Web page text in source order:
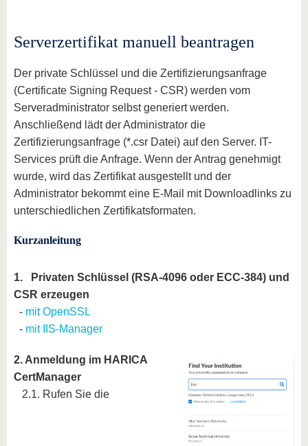
Serverzertifikat manuell beantragen
Der private Schlüssel und die Zertifizierungsanfrage
(Certificate Signing Request - CSR) werden vom
Serveradministrator selbst generiert werden.
Anschließend lädt der Administrator die
Zertifizierungsanfrage (*.csr Datei) auf den Server. IT-
Services prüft die Anfrage. Wenn der Antrag genehmigt
wurde, wird das Zertifikat ausgestellt und der
Administrator bekommt eine E-Mail mit Downloadlinks zu
unterschiedlichen Zertifikatsformaten.
Kurzanleitung
1. Privaten Schlüssel (RSA-4096 oder ECC-384) und
CSR erzeugen
- mit OpenSSL
- mit IIS-Manager
2. Anmeldung im HARICA
CertManager
2.1. Rufen Sie die